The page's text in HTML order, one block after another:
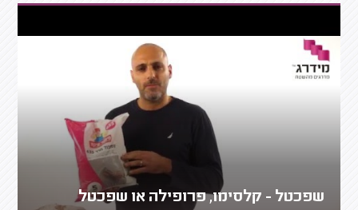
שפכטל - קלסימו, פרופילה או שפכטל